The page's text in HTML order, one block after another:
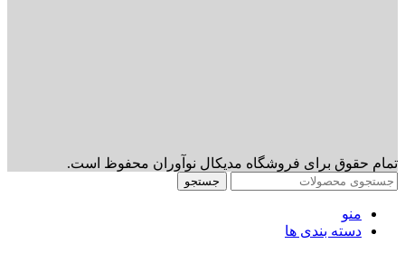
تمام حقوق برای فروشگاه مدیکال نوآوران محفوظ است.
جستجو
منو
دسته بندی ها